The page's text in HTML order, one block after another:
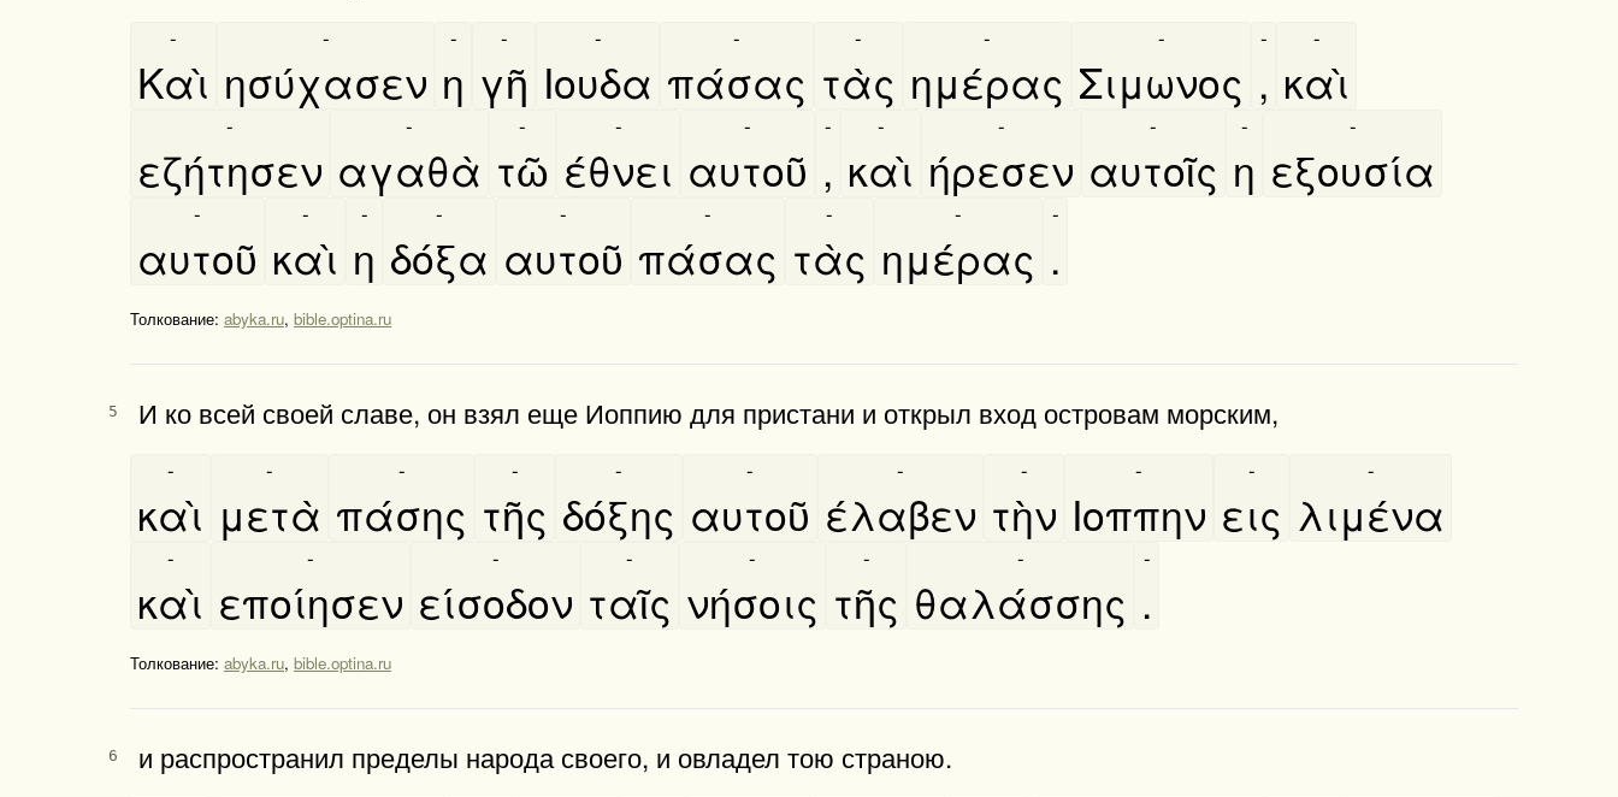
Καὶ
-
ησύχασεν
-
η
-
γῆ
-
Ιουδα
-
πάσας
-
τὰς
-
ημέρας
-
Σιμωνος
-
,
-
καὶ
-
εζήτησεν
-
αγαθὰ
-
τῶ
-
έθνει
-
αυτοῦ
-
,
-
καὶ
-
ήρεσεν
-
αυτοῖς
-
η
-
εξουσία
-
αυτοῦ
-
καὶ
-
η
-
δόξα
-
αυτοῦ
-
πάσας
-
τὰς
-
ημέρας
-
.
-
Толкование: abyka.ru, bible.optina.ru
5 И ко всей своей славе, он взял еще Иоппию для при­стани и открыл вход островам морским,
καὶ
-
μετὰ
-
πάσης
-
τῆς
-
δόξης
-
αυτοῦ
-
έλαβεν
-
τὴν
-
Ιοππην
-
εις
-
λιμένα
-
καὶ
-
εποίησεν
-
είσοδον
-
ταῖς
-
νήσοις
-
τῆς
-
θαλάσσης
-
.
-
Толкование: abyka.ru, bible.optina.ru
6 и распространил пред­елы народа своего, и овладел тою страною.